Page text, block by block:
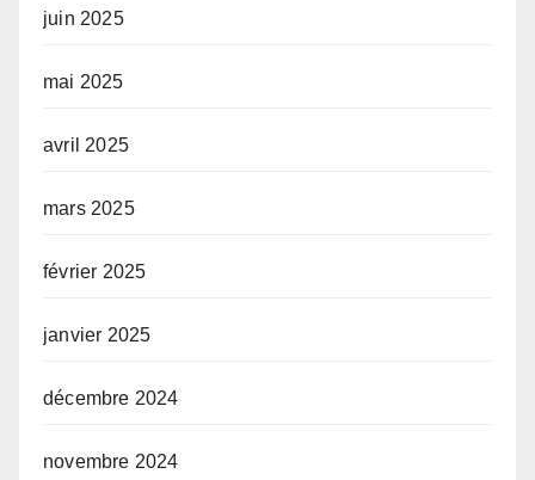
juin 2025
mai 2025
avril 2025
mars 2025
février 2025
janvier 2025
décembre 2024
novembre 2024